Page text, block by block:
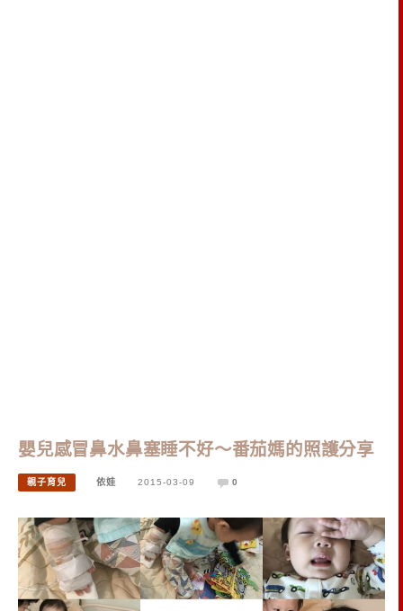
嬰兒感冒鼻水鼻塞睡不好～番茄媽的照護分享
親子育兒 依娃 2015-03-09 0